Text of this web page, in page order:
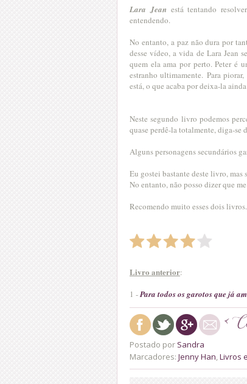
Lara Jean está tentando
entendendo.
No entanto, a paz não dura por
desse vídeo, a vida de Lara Jean
quem ela ama por perto. Peter é
estranho ultimamente. Para piorar,
está, o que acaba por deixa-la
Neste segundo livro podemos
quase perdê-la totalmente, diga-se
Alguns personagens secundários
Eu gostei bastante deste livro,
No entanto, não posso dizer que
Recomendo muito esses dois
Livro anterior:
1 -Para todos os garotos que já
Postado por Sandra
Marcadores: Jenny Han Livros